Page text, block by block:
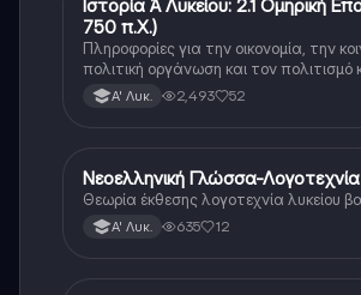
Νέα Ελληνικά
Ιστορία Ά Λυκείου: 2.1 Ομηρική
750 π.Χ.)
Πληροφορίες για την οικονομία, την
πολιτική οργάνωση και τον
διάρκεια της ομηρικής εποχής.
Α' Λυκ. 2,493 52
Νέα Ελληνικά
Νεοελληνική Γλώσσα-Λογοτεχνία
Θεωρία έκθεσης λογοτεχνία λυκείου
Α' Λυκ. 635 12